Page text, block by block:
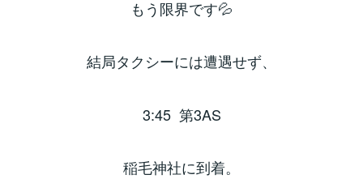
もう限界です💦
結局タクシーには遭遇せず、
3:45 第3AS
稲毛神社に到着。